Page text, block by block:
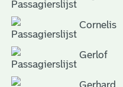
Cornelis
Gerlof